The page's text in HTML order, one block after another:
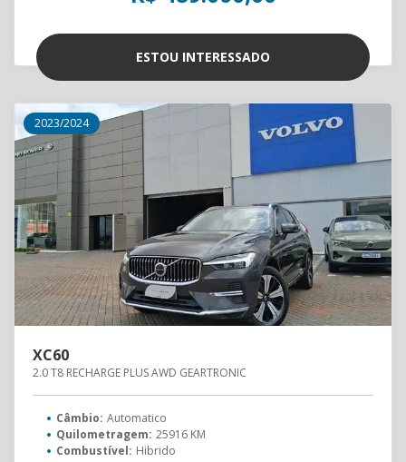
ESTOU INTERESSADO
2023/2024
XC60
2.0 T8 RECHARGE PLUS AWD GEARTRONIC
Câmbio: Automatico
Quilometragem: 25916 KM
Combustível: Hibrido